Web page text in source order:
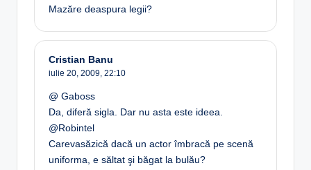
Mazăre deaspura legii?
Cristian Banu
iulie 20, 2009, 22:10
@ Gaboss
Da, diferă sigla. Dar nu asta este ideea.
@Robintel
Carevasăzică dacă un actor îmbracă pe scenă
uniforma, e săltat şi băgat la bulău?